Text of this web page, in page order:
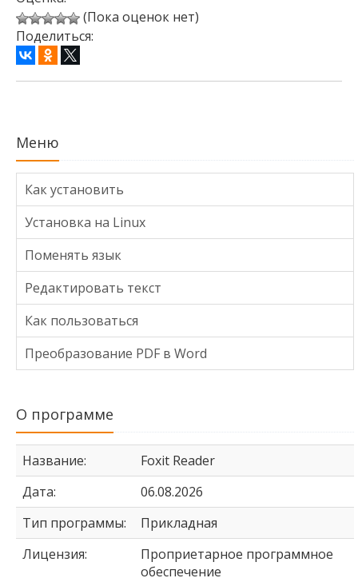
(Пока оценок нет)
Поделиться:
Меню
Как установить
Установка на Linux
Поменять язык
Редактировать текст
Как пользоваться
Преобразование PDF в Word
О программе
Название:
Foxit Reader
Дата:
06.08.2026
Тип программы:
Прикладная
Лицензия:
Проприетарное программное
обеспечение